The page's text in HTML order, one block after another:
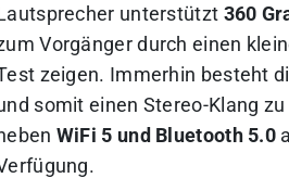
unterstützt 360
Vorgänger durch einen
zeigen. Immerhin besteht
somit einen Stereo-Klang
WiFi 5 und Bluetooth 5.0